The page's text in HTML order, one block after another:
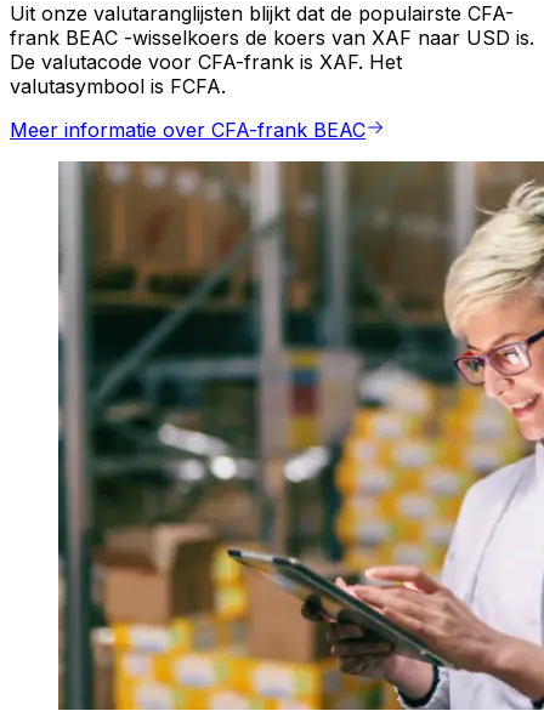
Uit onze valutaranglijsten blijkt dat de populairste CFA-
frank BEAC -wisselkoers de koers van XAF naar USD is.
De valutacode voor CFA-frank is XAF. Het
valutasymbool is FCFA.
Meer informatie over CFA-frank BEAC